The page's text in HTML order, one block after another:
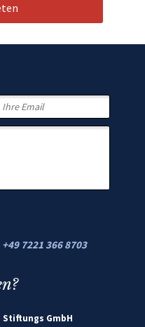
+49 7221 366 8703
GmbH